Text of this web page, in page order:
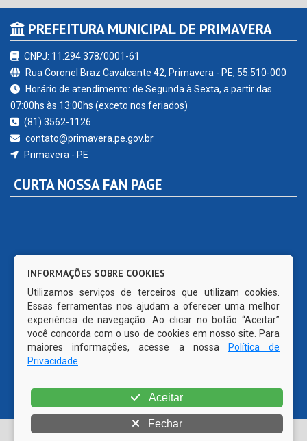
PREFEITURA MUNICIPAL DE PRIMAVERA
CNPJ: 11.294.378/0001-61
Rua Coronel Braz Cavalcante 42, Primavera - PE, 55.510-000
Horário de atendimento: de Segunda à Sexta, a partir das
07:00hs às 13:00hs (exceto nos feriados)
(81) 3562-1126
contato@primavera.pe.gov.br
Primavera - PE
CURTA NOSSA FAN PAGE
© Copyright 2026 Prefeitura Municipal de Primavera | Todos
INFORMAÇÕES SOBRE COOKIES
Utilizamos serviços de terceiros que utilizam cookies.
Essas ferramentas nos ajudam a oferecer uma melhor
experiência de navegação. Ao clicar no botão “Aceitar”
você concorda com o uso de cookies em nosso site. Para
maiores informações, acesse a nossa
Política de
Privacidade
Aceitar
Fechar